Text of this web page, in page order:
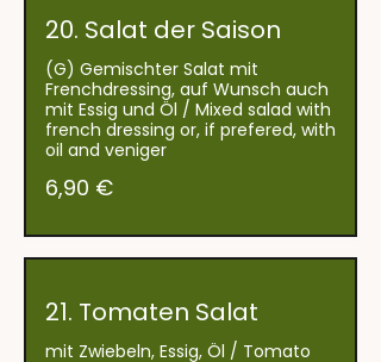
20. Salat der Saison
(G) Gemischter Salat mit
Frenchdressing, auf Wunsch auch
mit Essig und Öl / Mixed salad with
french dressing or, if prefered, with
oil and veniger
6,90 €
21. Tomaten Salat
mit Zwiebeln, Essig, Öl / Tomato